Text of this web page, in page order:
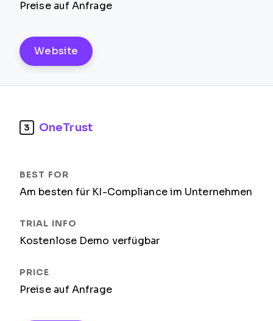
Preise auf Anfrage
Website
3 OneTrust
Am besten für KI-Compliance im Unternehmen
Kostenlose Demo verfügbar
Preise auf Anfrage